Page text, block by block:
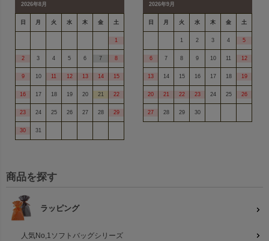
2026年8月
日 月 火 水 木 金 土
1
2 3 4 5 6 7 8
9 10 11 12 13 14 15
16 17 18 19 20 21 22
23 24 25 26 27 28 29
30 31
2026年9月
日 月 火 水 木 金 土
1 2 3 4 5
6 7 8 9 10 11 12
13 14 15 16 17 18 19
20 21 22 23 24 25 26
27 28 29 30
商品を探す
ラッピング
人気No,1ソフトバッグシリーズ